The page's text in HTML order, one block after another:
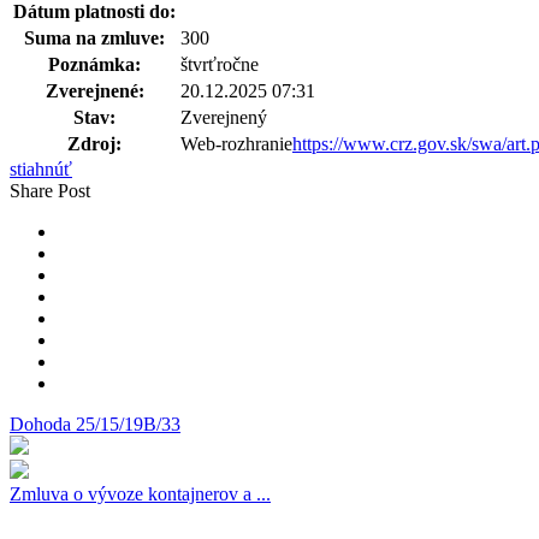
Dátum platnosti do:
Suma na zmluve:
300
Poznámka:
štvrťročne
Zverejnené:
20.12.2025 07:31
Stav:
Zverejnený
Zdroj:
Web-rozhraniehttps://www.crz.gov.sk/swa/
stiahnúť
Share Post
Dohoda 25/15/19B/33
Zmluva o vývoze kontajnerov a ...